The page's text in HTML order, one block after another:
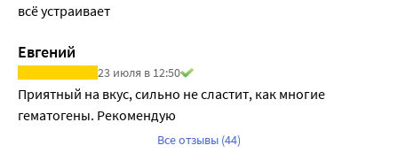
всё устраивает
Евгений
23 июля в 12:50
Приятный на вкус, сильно не сластит, как многие
гематогены. Рекомендую
Все отзывы (44)